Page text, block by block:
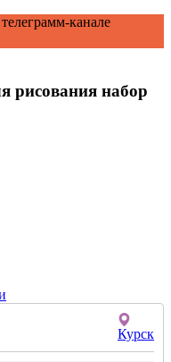
канале
рисования набор
Курск